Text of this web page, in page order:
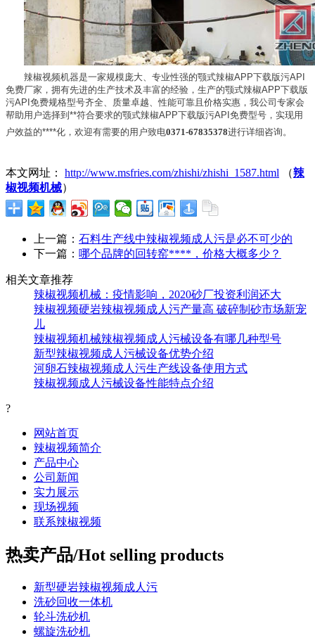
辣椒视频机器是一家规模庞大、专业性强的颚式辣椒APP下载版污API
免费厂家，拥有先进的生产技术及丰富的经验，生产的颚式辣椒APP下载版
污API免费规格型号齐全、质量卓越、性能可靠且价格实惠，我公司专家会
帮助用户选择到**符合要求的颚式辣椒APP下载版污API免费型号，实现用
户效益的****化，欢迎有需要的用户致电0371-67835378进行详细咨询。
本文网址： http://www.msfries.com/zhishi/zhishi_1587.html （辣
椒视频机械）
上一篇： 石料生产线中辣椒视频成人污是必不可少的
下一篇： 哪个品牌的回转窑****，价格大概多少？
相关文章推荐
辣椒视频机械：疫情影响，2020砂厂投资利润还大
辣椒视频硬岩辣椒视频成人污产量高 破碎制砂市场新宠
儿
辣椒视频机械辣椒视频成人污械设备有哪几种型号
新型辣椒视频成人污械设备优势介绍
河卵石辣椒视频成人污生产线设备使用方式
辣椒视频成人污械设备性能特点介绍
?
网站首页
辣椒视频简介
产品中心
公司新闻
实力展示
现场视频
联系辣椒视频
热卖产品/Hot selling products
新型硬岩辣椒视频成人污
洗砂回收一体机
轮斗洗砂机
螺旋洗砂机